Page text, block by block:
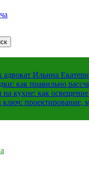
адвокат Ильина
как правильно
на кухне: как
проектирование,